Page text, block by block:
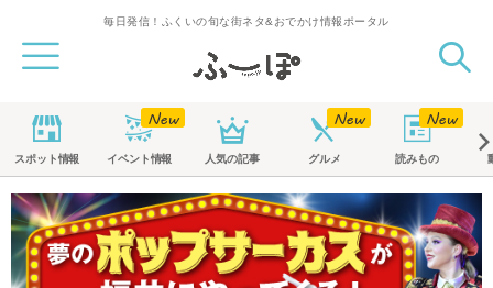
毎日発信！ふくいの旬な街ネタ&おでかけ情報ポータル
スポット情報 イベント情報 人気の記事 グルメ 読みもの